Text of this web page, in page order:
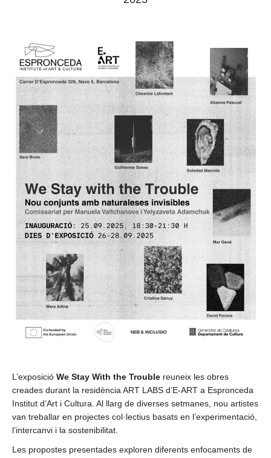
L’exposició We Stay With the Trouble reuneix les obres
creades durant la residència ART LABS d’E-ART a Espronceda
Institut d’Art i Cultura. Al llarg de diverses setmanes, nou artistes
van treballar en projectes col·lectius basats en l’experimentació,
l’intercanvi i la sostenibilitat.
Les propostes presentades exploren diferents enfocaments de